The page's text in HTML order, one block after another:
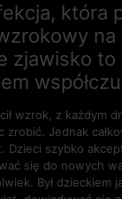
która
na
zjawisko to
wzrok, z każdym
zrobić. Jednak
szybko
się do nowych
Był dzieckiem